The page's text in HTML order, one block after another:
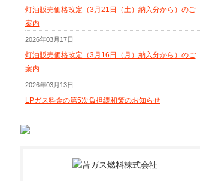
灯油販売価格改定（3月21日（土）納入分から）のご
案内
2026年03月17日
灯油販売価格改定（3月16日（月）納入分から）のご
案内
2026年03月13日
LPガス料金の第5次負担緩和策のお知らせ